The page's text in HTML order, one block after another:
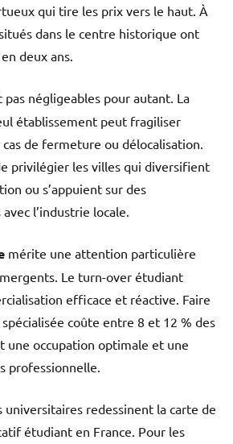
qui tire les prix vers le haut. À
dans le centre historique ont
deux ans.
pas négligeables pour autant. La
établissement peut fragiliser
de fermeture ou délocalisation.
privilégier les villes qui diversifient
ou s’appuient sur des
l’industrie locale.
mérite une attention particulière
Le turn-over étudiant
efficace et réactive. Faire
coûte entre 8 et 12 % des
une occupation optimale et une
professionnelle.
universitaires redessinent la carte de
étudiant en France. Pour les